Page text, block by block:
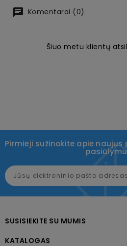
Komentarai (0)
Šiuo metu klientų
Pirmieji sužinokite apie
SUSISIEKITE SU MUMIS
KATALOGAS